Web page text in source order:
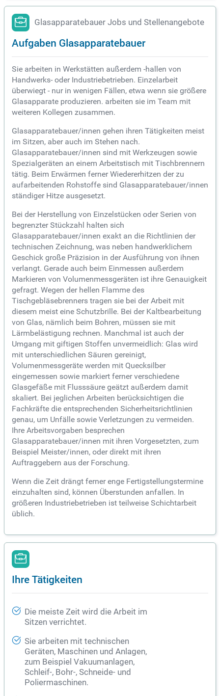
Glasapparatebauer Jobs und Stellenangebote
Aufgaben Glasapparatebauer
Sie arbeiten in Werkstätten außerdem -hallen von
Handwerks- oder Industriebetrieben. Einzelarbeit
überwiegt - nur in wenigen Fällen, etwa wenn sie größere
Glasapparate produzieren. arbeiten sie im Team mit
weiteren Kollegen zusammen.
Glasapparatebauer/innen gehen ihren Tätigkeiten meist
im Sitzen, aber auch im Stehen nach.
Glasapparatebauer/innen sind mit Werkzeugen sowie
Spezialgeräten an einem Arbeitstisch mit Tischbrennern
tätig. Beim Erwärmen ferner Wiedererhitzen der zu
aufarbeitenden Rohstoffe sind Glasapparatebauer/innen
ständiger Hitze ausgesetzt.
Bei der Herstellung von Einzelstücken oder Serien von
begrenzter Stückzahl halten sich
Glasapparatebauer/innen exakt an die Richtlinien der
technischen Zeichnung, was neben handwerklichem
Geschick große Präzision in der Ausführung von ihnen
verlangt. Gerade auch beim Einmessen außerdem
Markieren von Volumenmessgeräten ist ihre Genauigkeit
gefragt. Wegen der hellen Flamme des
Tischgebläsebrenners tragen sie bei der Arbeit mit
diesem meist eine Schutzbrille. Bei der Kaltbearbeitung
von Glas, nämlich beim Bohren, müssen sie mit
Lärmbelästigung rechnen. Manchmal ist auch der
Umgang mit giftigen Stoffen unvermeidlich: Glas wird
mit unterschiedlichen Säuren gereinigt,
Volumenmessgeräte werden mit Quecksilber
eingemessen sowie markiert ferner verschiedene
Glasgefäße mit Flusssäure geätzt außerdem damit
skaliert. Bei jeglichen Arbeiten berücksichtigen die
Fachkräfte die entsprechenden Sicherheitsrichtlinien
genau, um Unfälle sowie Verletzungen zu vermeiden.
Ihre Arbeitsvorgaben besprechen
Glasapparatebauer/innen mit ihren Vorgesetzten, zum
Beispiel Meister/innen, oder direkt mit ihren
Auftraggebern aus der Forschung.
Wenn die Zeit drängt ferner enge Fertigstellungstermine
einzuhalten sind, können Überstunden anfallen. In
größeren Industriebetrieben ist teilweise Schichtarbeit
üblich.
Ihre Tätigkeiten
Die meiste Zeit wird die Arbeit im
Sitzen verrichtet.
Sie arbeiten mit technischen
Geräten, Maschinen und Anlagen,
zum Beispiel Vakuumanlagen,
Schleif-, Bohr-, Schneide- und
Poliermaschinen.